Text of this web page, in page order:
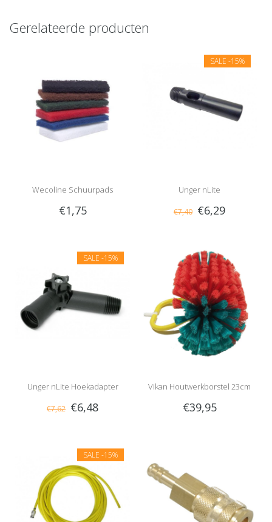
Gerelateerde producten
Wecoline Schuurpads
(Doodlebug)
€1,75
SALE -15%
Unger nLite
Schroefdraadadapter
€7,40 €6,29
SALE -15%
Unger nLite Hoekadapter
€7,62 €6,48
Vikan Houtwerkborstel 23cm
€39,95
SALE -15%